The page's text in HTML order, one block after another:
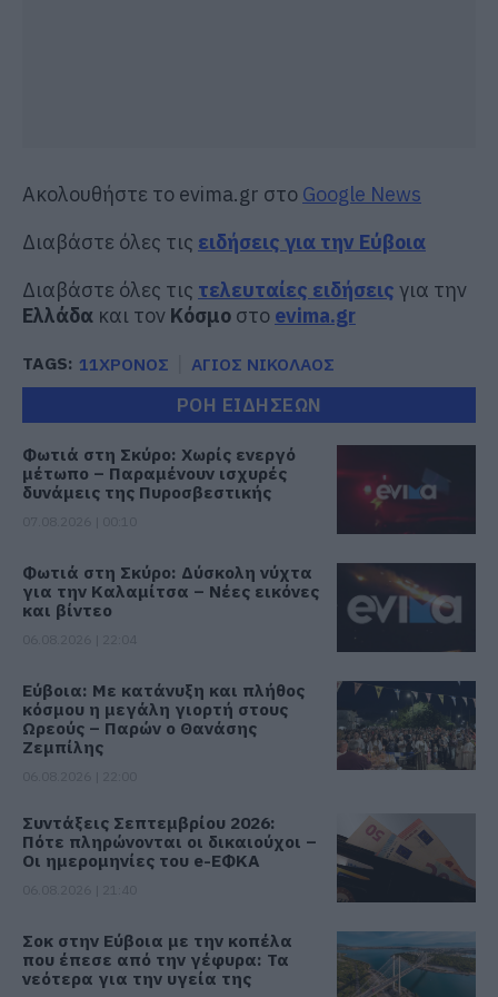
Ακολουθήστε το evima.gr στο Google News
Διαβάστε όλες τις ειδήσεις για την Εύβοια
Διαβάστε όλες τις τελευταίες ειδήσεις για την
Ελλάδα και τον Κόσμο στο evima.gr
TAGS: 11ΧΡΟΝΟΣ ΑΓΙΟΣ ΝΙΚΟΛΑΟΣ
ΡΟΗ ΕΙΔΗΣΕΩΝ
Φωτιά στη Σκύρο: Χωρίς ενεργό
μέτωπο – Παραμένουν ισχυρές
δυνάμεις της Πυροσβεστικής
Φωτιά στη Σκύρο: Δύσκολη νύχτα
για την Καλαμίτσα – Νέες εικόνες
και βίντεο
Εύβοια: Με κατάνυξη και πλήθος
κόσμου η μεγάλη γιορτή στους
Ωρεούς – Παρών ο Θανάσης
Ζεμπίλης
Συντάξεις Σεπτεμβρίου 2026:
Πότε πληρώνονται οι δικαιούχοι –
Οι ημερομηνίες του e-ΕΦΚΑ
Σοκ στην Εύβοια με την κοπέλα
που έπεσε από την γέφυρα: Τα
νεότερα για την υγεία της